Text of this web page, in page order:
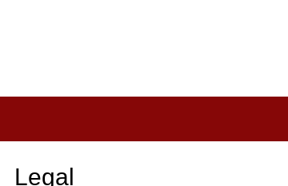
Legal